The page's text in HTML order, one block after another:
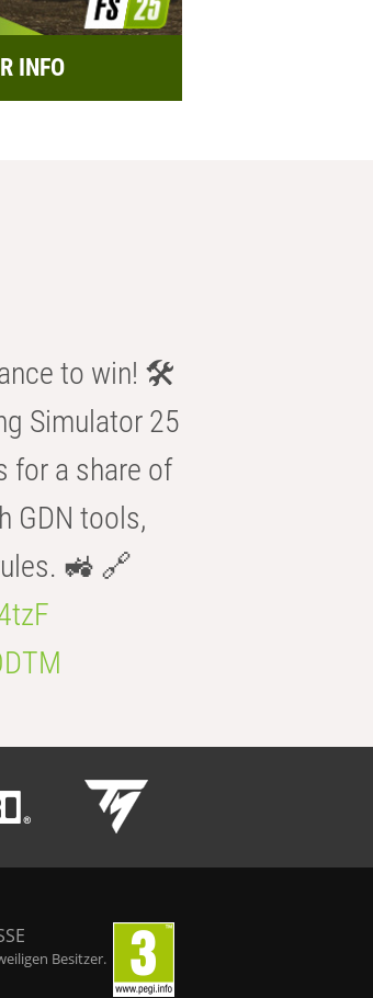
INFO
to win! 🛠️
Simulator 25
for a share of
GDN tools,
🚜 🔗
Besitzer.